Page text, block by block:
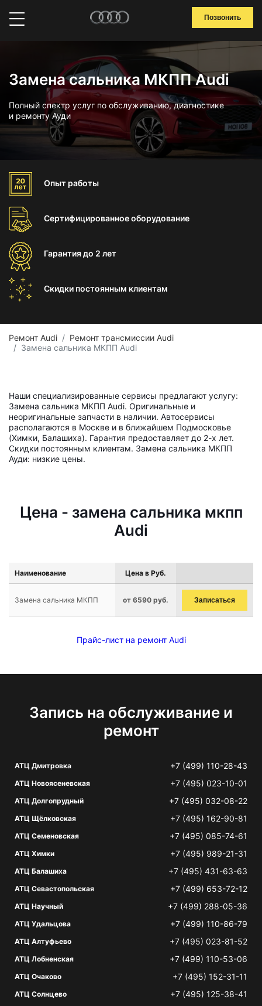
Позвонить
Замена сальника МКПП Audi
Полный спектр услуг по обслуживанию, диагностике
и ремонту Ауди
Опыт работы
Сертифицированноеоборудование
Гарантиядо 2 лет
Скидки постоянным клиентам
Ремонт Audi
Ремонт трансмиссии Audi
Замена сальника МКПП Audi
Наши специализированные сервисы предлагают услугу:
Замена сальника МКПП Audi. Оригинальные и
неоригинальные запчасти в наличии. Автосервисы
располагаются в Москве и в ближайшем Подмосковье
(Химки, Балашиха). Гарантия предоставляет до 2-х лет.
Скидки постоянным клиентам. Замена сальника МКПП
Ауди: низкие цены.
Цена - замена сальника мкпп
Audi
Наименование Цена в Руб.
Замена сальника МКПП от 6590 руб. Записаться
Прайс-лист на ремонт Audi
Запись на обслуживание и
ремонт
АТЦ Дмитровка +7 (499) 110-28-43
АТЦ Новоясеневская +7 (495) 023-10-01
АТЦ Долгопрудный +7 (495) 032-08-22
АТЦ Щёлковская +7 (495) 162-90-81
АТЦ Семеновская +7 (495) 085-74-61
АТЦ Химки +7 (495) 989-21-31
АТЦ Балашиха +7 (495) 431-63-63
АТЦ Севастопольская +7 (499) 653-72-12
АТЦ Научный +7 (499) 288-05-36
АТЦ Удальцова +7 (499) 110-86-79
АТЦ Алтуфьево +7 (495) 023-81-52
АТЦ Лобненская +7 (499) 110-53-06
АТЦ Очаково +7 (495) 152-31-11
АТЦ Солнцево +7 (495) 125-38-41